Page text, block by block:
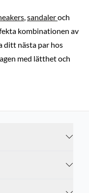
,sandaleroch
kombinationen av
ditt nästa par hos
med lätthet och